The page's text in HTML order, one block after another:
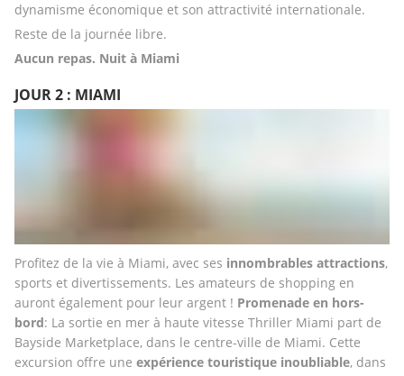
dynamisme économique et son attractivité internationale.
Reste de la journée libre.
Aucun repas. Nuit à Miami
JOUR 2 : MIAMI
Profitez de la vie à Miami, avec ses innombrables attractions,
sports et divertissements. Les amateurs de shopping en
auront également pour leur argent ! Promenade en hors-
bord: La sortie en mer à haute vitesse Thriller Miami part de
Bayside Marketplace, dans le centre-ville de Miami. Cette
excursion offre une expérience touristique inoubliable, dans